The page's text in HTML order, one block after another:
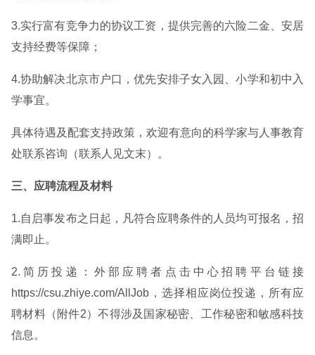
3.实行富有竞争力的协议工资，提供完善的六险二金、安居
支持经费等保障；
4.协助解决北京市户口，优先安排子女入园、小学和初中入
学事宜。
具体待遇及配套支持政策，欢迎有意向的科学家与人事教育
处联系咨询（联系人见文末）。
三、应聘流程及材料
1.自启事发布之日起，凡符合应聘条件的人员均可报名，招
满即止。
2.简历投递：外部应聘者点击中心招聘平台链接
https://csu.zhiye.com/AllJob，选择相应岗位投递，所有应
聘材料（附件2）不得涉及国家秘密、工作秘密和敏感科技
信息。